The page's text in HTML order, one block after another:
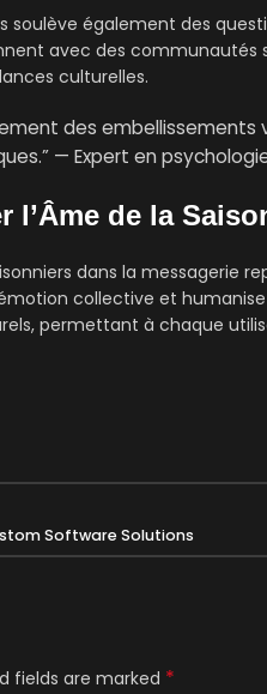
soulève également des
avec des
culturelles.
des
— Expert en
l’Âme de la
dans la
collective et
permettant à chaque
Software Solutions
fields are marked *